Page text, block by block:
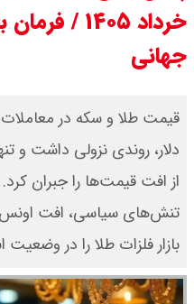
می
سکه
با
شد /
خرداد
جهانی
قیمت طلا و سکه در
دلار، روندی نزولی داشت و
از افت قیمت‌ها را جبران
تنش‌های سیاسی، افت اونس
بازار فلزات طلا را در وضعیت